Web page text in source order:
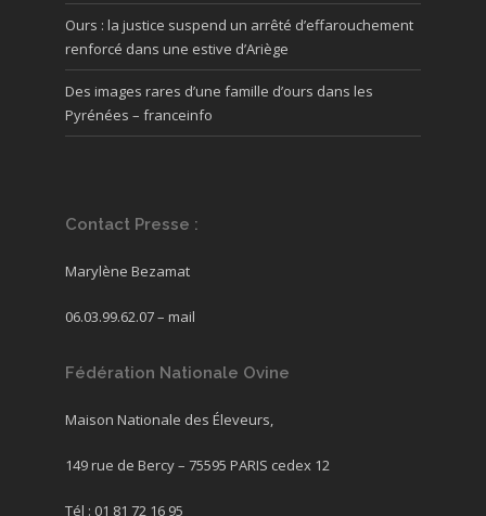
Ours : la justice suspend un arrêté d’effarouchement
renforcé dans une estive d’Ariège
Des images rares d’une famille d’ours dans les
Pyrénées – franceinfo
Contact Presse :
Marylène Bezamat
06.03.99.62.07 – mail
Fédération Nationale Ovine
Maison Nationale des Éleveurs,
149 rue de Bercy – 75595 PARIS cedex 12
Tél : 01 81 72 16 95